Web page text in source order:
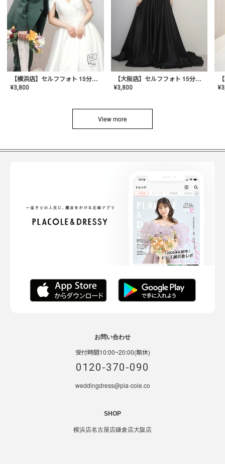
【横浜店】セルフフォト 15分撮り放題プラン
¥3,800
【大阪店】セルフフォト 15分撮り放題プラン
¥3,800 ¥
View more
お問い合わせ
受付時間10:00~20:00(無休)
0120-370-090
weddingdress@pla-cole.co
SHOP
横浜店名古屋店鎌倉店大阪店